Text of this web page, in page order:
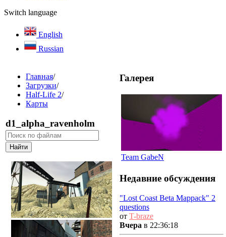
Switch language
English
Russian
Главная/
Загрузки/
Half-Life 2/
Карты
d1_alpha_ravenholm
Галерея
Team GabeN
Недавние обсуждения
"Lost Coast Beta Mappack" 2
questions
от T-braze
Вчера в 22:36:18